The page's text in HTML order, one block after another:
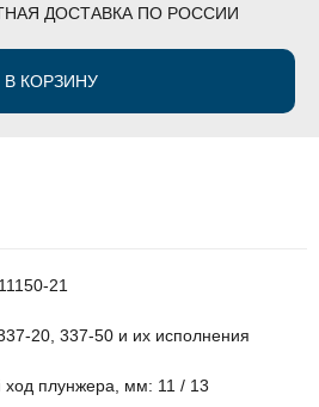
ДОСТАВКА ПО РОССИИ
В КОРЗИНУ
21
20, 337-50 и их исполнения
плунжера, мм: 11 / 13